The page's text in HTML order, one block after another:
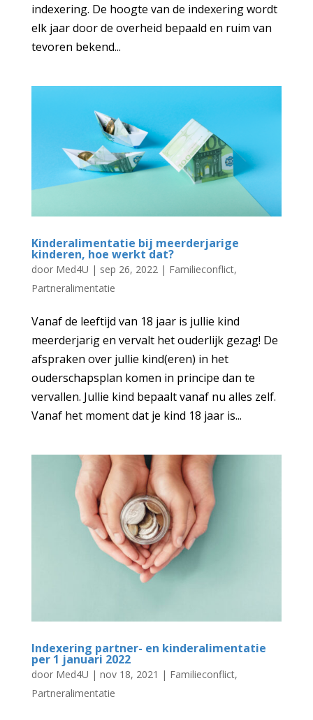
indexering. De hoogte van de indexering wordt
elk jaar door de overheid bepaald en ruim van
tevoren bekend...
Kinderalimentatie bij meerderjarige
kinderen, hoe werkt dat?
door Med4U | sep 26, 2022| Familieconflict,
Partneralimentatie
Vanaf de leeftijd van 18 jaar is jullie kind
meerderjarig en vervalt het ouderlijk gezag! De
afspraken over jullie kind(eren) in het
ouderschapsplan komen in principe dan te
vervallen. Jullie kind bepaalt vanaf nu alles zelf.
Vanaf het moment dat je kind 18 jaar is...
Indexering partner- en kinderalimentatie
per 1 januari 2022
door Med4U | nov 18, 2021 | Familieconflict,
Partneralimentatie